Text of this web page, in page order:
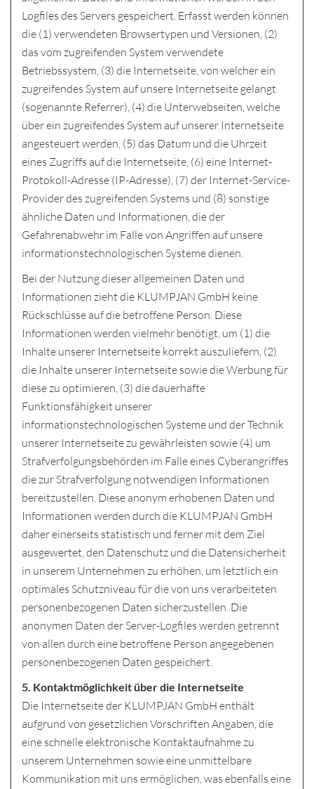
Logfiles des Servers gespeichert. Erfasst werden können
die (1) verwendeten Browsertypen und Versionen, (2)
das vom zugreifenden System verwendete
Betriebssystem, (3) die Internetseite, von welcher ein
zugreifendes System auf unsere Internetseite gelangt
(sogenannte Referrer), (4) die Unterwebseiten, welche
über ein zugreifendes System auf unserer Internetseite
angesteuert werden, (5) das Datum und die Uhrzeit
eines Zugriffs auf die Internetseite, (6) eine Internet-
Protokoll-Adresse (IP-Adresse), (7) der Internet-Service-
Provider des zugreifenden Systems und (8) sonstige
ähnliche Daten und Informationen, die der
Gefahrenabwehr im Falle von Angriffen auf unsere
informationstechnologischen Systeme dienen.
Bei der Nutzung dieser allgemeinen Daten und
Informationen zieht die KLUMPJAN GmbH keine
Rückschlüsse auf die betroffene Person. Diese
Informationen werden vielmehr benötigt, um (1) die
Inhalte unserer Internetseite korrekt auszuliefern, (2)
die Inhalte unserer Internetseite sowie die Werbung für
diese zu optimieren, (3) die dauerhafte
Funktionsfähigkeit unserer
informationstechnologischen Systeme und der Technik
unserer Internetseite zu gewährleisten sowie (4) um
Strafverfolgungsbehörden im Falle eines Cyberangriffes
die zur Strafverfolgung notwendigen Informationen
bereitzustellen. Diese anonym erhobenen Daten und
Informationen werden durch die KLUMPJAN GmbH
daher einerseits statistisch und ferner mit dem Ziel
ausgewertet, den Datenschutz und die Datensicherheit
in unserem Unternehmen zu erhöhen, um letztlich ein
optimales Schutzniveau für die von uns verarbeiteten
personenbezogenen Daten sicherzustellen. Die
anonymen Daten der Server-Logfiles werden getrennt
von allen durch eine betroffene Person angegebenen
personenbezogenen Daten gespeichert.
5. Kontaktmöglichkeit über die Internetseite
Die Internetseite der KLUMPJAN GmbH enthält
aufgrund von gesetzlichen Vorschriften Angaben, die
eine schnelle elektronische Kontaktaufnahme zu
unserem Unternehmen sowie eine unmittelbare
Kommunikation mit uns ermöglichen, was ebenfalls eine